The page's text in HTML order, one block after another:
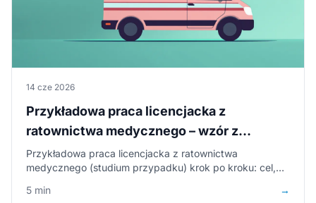
14 cze 2026
Przykładowa praca licencjacka z
ratownictwa medycznego – wzór z
omówieniem
Przykładowa praca licencjacka z ratownictwa
medycznego (studium przypadku) krok po kroku: cel,
ERC, wnioski – z fragmentami i wzorem do pobrania
5 min →